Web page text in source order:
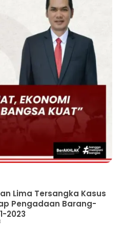
Lima Tersangka Kasus
Pengadaan Barang-
2023